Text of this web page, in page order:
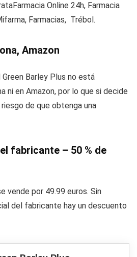
Online 24h, Farmacia
Farmacias, Trébol.
Amazon
Barley Plus no está
ni en Amazon, por lo que si decide
de que obtenga una
fabricante – 50 % de
vende por 49.99 euros. Sin
del fabricante hay un descuento